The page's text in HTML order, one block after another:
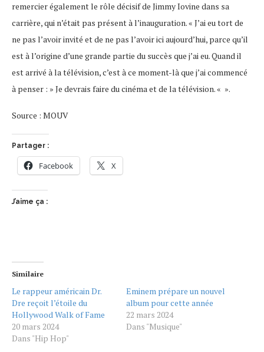
remercier également le rôle décisif de Jimmy Iovine dans sa
carrière, qui n’était pas présent à l’inauguration. « J’ai eu tort de
ne pas l’avoir invité et de ne pas l’avoir ici aujourd’hui, parce qu’il
est à l’origine d’une grande partie du succès que j’ai eu. Quand il
est arrivé à la télévision, c’est à ce moment-là que j’ai commencé
à penser : » Je devrais faire du cinéma et de la télévision. « ».
Source : MOUV
Partager :
Facebook X
J’aime ça :
Similaire
Le rappeur américain Dr.
Dre reçoit l’étoile du
Hollywood Walk of Fame
20 mars 2024
Dans "Hip Hop"
Eminem prépare un nouvel
album pour cette année
22 mars 2024
Dans "Musique"